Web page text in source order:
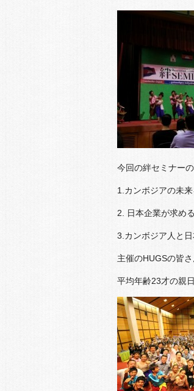
今回の絆セミナー
1.カンボジアの未
2. 日本企業が求め
3.カンボジア人と
主催のHUGSの皆
平均年齢23才の親